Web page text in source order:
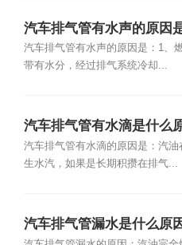
汽车排气管有水声的原因
汽车排气管有水声的原因是：1、
带有水分，经过排气系统冷却...
汽车排气管有水滴是什么
汽车排气管有水滴的原因是：汽油
生水汽，如果是长期积攒在排气...
汽车排气管漏水是什么原